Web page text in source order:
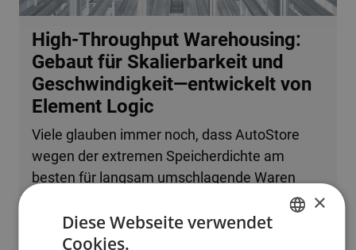
High-Throughput Warehousing:
Gebaut für Skalierbarkeit und
Geschwindigkeit—entwickelt von
Element Logic
Viele glauben immer noch, dass AutoStore
wegen der extremen Speicherdichte am
besten für langsam umschlagende Waren
oder kleine Betriebe geeignet ist. Tatsache ist,
dass das System problemlos mehrere
zehntausend Bestellzeilen pro Stunde
×
Diese Webseite verwendet
Cookies.